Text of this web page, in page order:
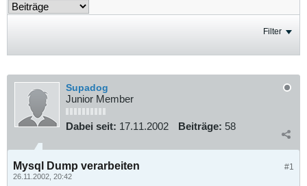
Filter
Supadog
Junior Member
Dabei seit: 17.11.2002 Beiträge: 58
#1
Mysql Dump verarbeiten
26.11.2002, 20:42